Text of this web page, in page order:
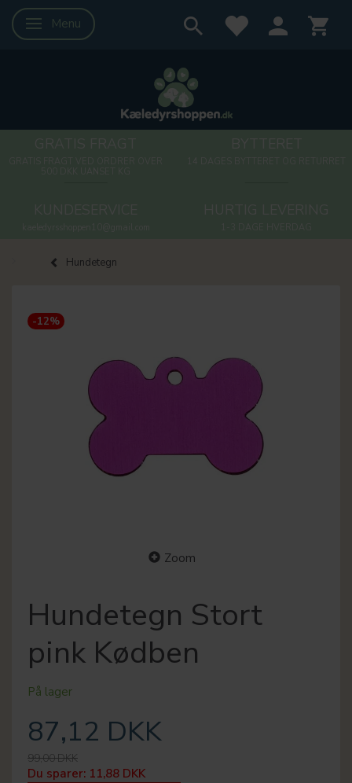
Skifte navigation
Menu
Hundetegn
-12%
Zoom
Hundetegn Stort
pink Kødben
På lager
87,12 DKK
99,00 DKK
Du sparer: 11,88 DKK